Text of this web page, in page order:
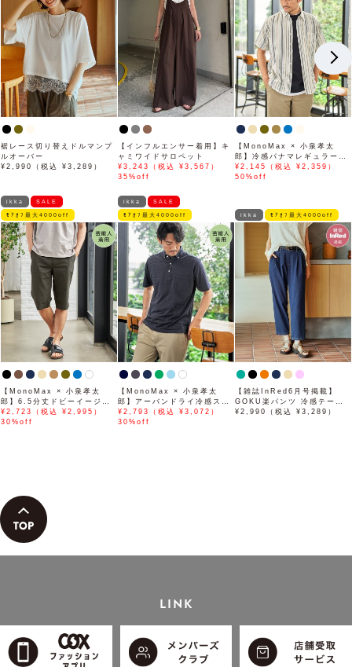
裾レース切り替えドルマンプ
ルオーバー
¥2,990（税込 ¥3,289）
【インフルエンサー着用】キ
ャミワイドサロペット
¥3,243（税込 ¥3,567）
35%off
【MonoMax × 小泉孝太
郎】冷感パナマレギュラーカ
ラー半袖シャツ「小泉孝太郎
さん着用モデル」
¥2,145（税込 ¥2,359）
50%off
ikka SALE
ﾓｱｵﾌ最大4000off
【MonoMax × 小泉孝太
郎】6.5分丈ドビーイージー
ハーフパンツ「小泉孝太郎さ
ん着用モデル」
¥2,723（税込 ¥2,995）
30%off
ikka SALE
ﾓｱｵﾌ最大4000off
【MonoMax × 小泉孝太
郎】アーバンドライ冷感スイ
スボタンダウンポロシャツ
「小泉孝太郎さん着用モデ
¥2,793（税込 ¥3,072）
30%off
ikka ﾓｱｵﾌ最大4000off
【雑誌InRed6月号掲載】
GOKU楽パンツ 冷感テーパ
ード【接触冷感】
¥2,990（税込 ¥3,289）
LINK